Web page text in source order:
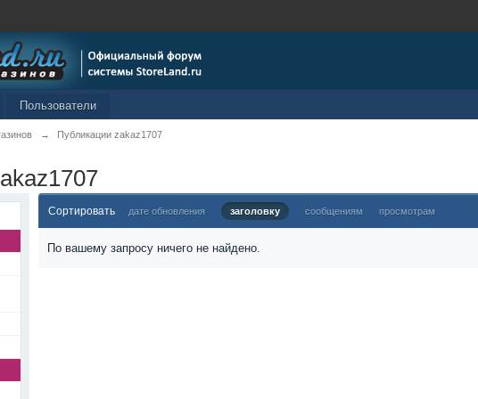
Пользователи
→ Публикации zakaz1707
Сортировать дате обновления заголовку сообщениям просмотрам
По вашему запросу ничего не найдено.